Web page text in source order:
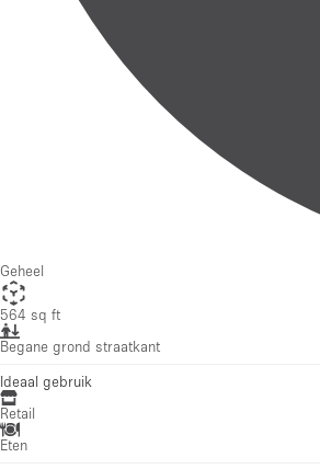
Geheel
564 sq ft
Begane grond straatkant
Ideaal gebruik
Retail
Eten